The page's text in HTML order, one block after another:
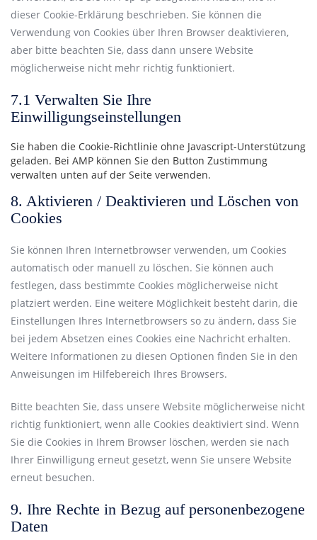
dieser Cookie-Erklärung beschrieben. Sie können die
Verwendung von Cookies über Ihren Browser deaktivieren,
aber bitte beachten Sie, dass dann unsere Website
möglicherweise nicht mehr richtig funktioniert.
7.1 Verwalten Sie Ihre
Einwilligungseinstellungen
Sie haben die Cookie-Richtlinie ohne Javascript-Unterstützung
geladen. Bei AMP können Sie den Button Zustimmung
verwalten unten auf der Seite verwenden.
8. Aktivieren / Deaktivieren und Löschen von
Cookies
Sie können Ihren Internetbrowser verwenden, um Cookies
automatisch oder manuell zu löschen. Sie können auch
festlegen, dass bestimmte Cookies möglicherweise nicht
platziert werden. Eine weitere Möglichkeit besteht darin, die
Einstellungen Ihres Internetbrowsers so zu ändern, dass Sie
bei jedem Absetzen eines Cookies eine Nachricht erhalten.
Weitere Informationen zu diesen Optionen finden Sie in den
Anweisungen im Hilfebereich Ihres Browsers.
Bitte beachten Sie, dass unsere Website möglicherweise nicht
richtig funktioniert, wenn alle Cookies deaktiviert sind. Wenn
Sie die Cookies in Ihrem Browser löschen, werden sie nach
Ihrer Einwilligung erneut gesetzt, wenn Sie unsere Website
erneut besuchen.
9. Ihre Rechte in Bezug auf personenbezogene
Daten